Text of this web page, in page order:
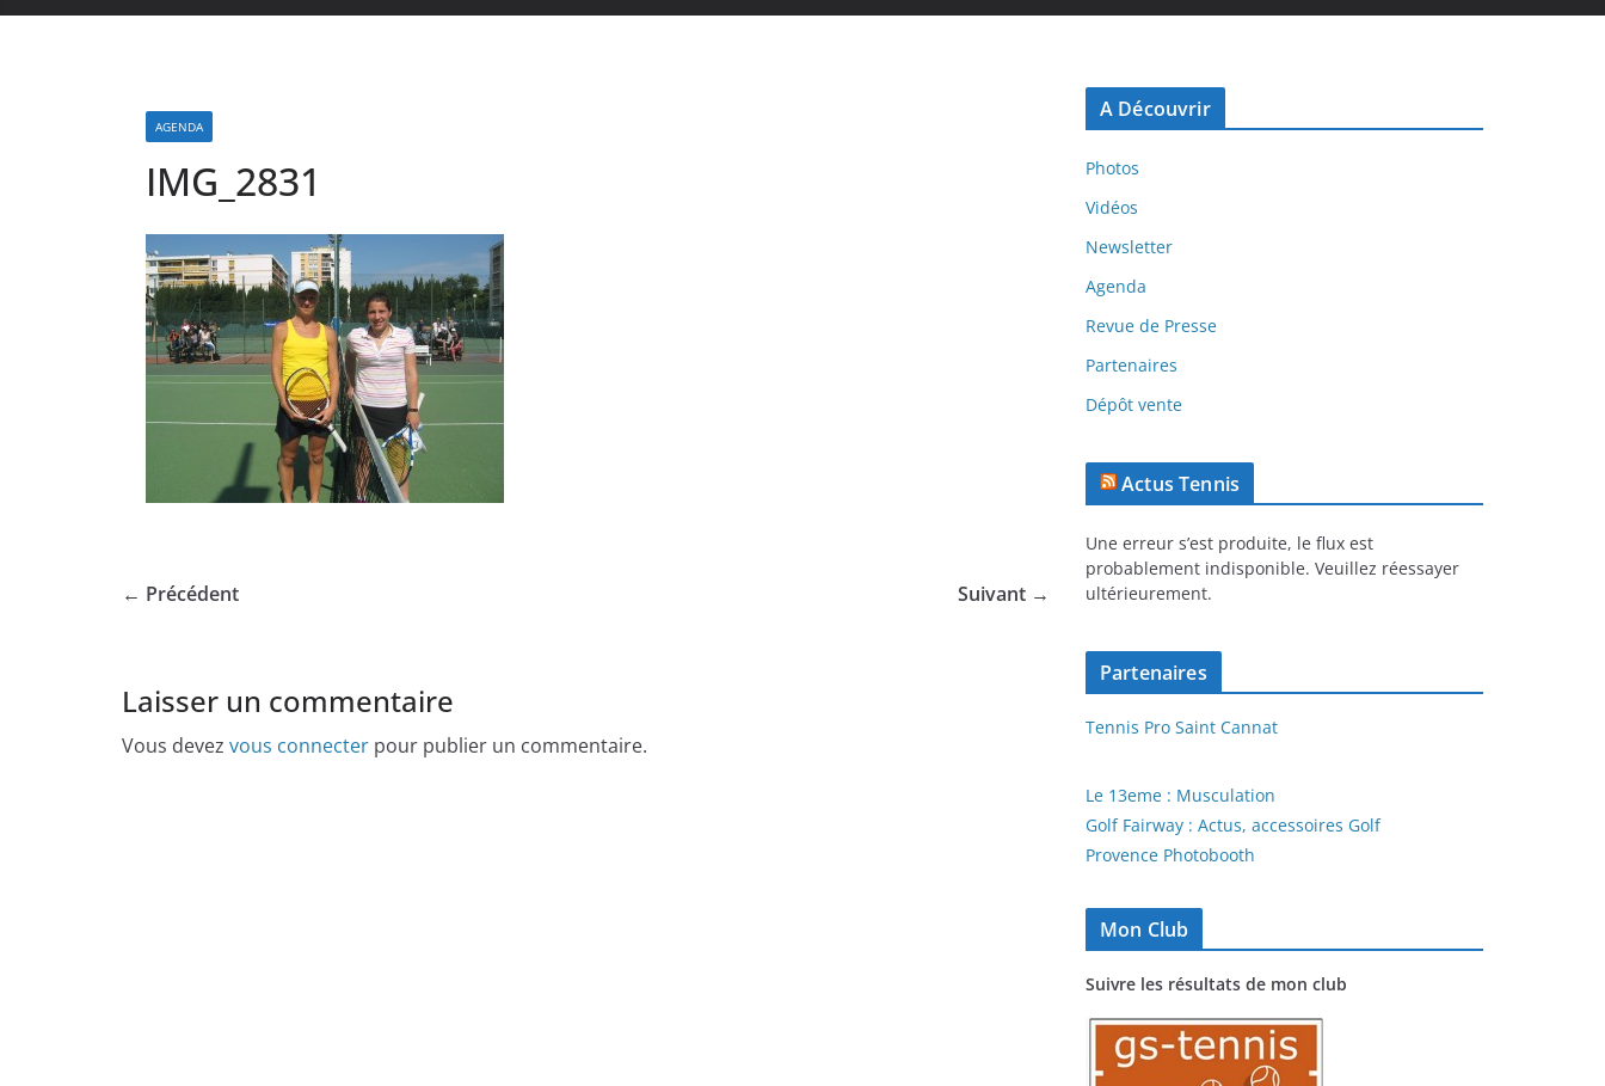
AGENDA
IMG_2831
← Précédent Suivant →
Laisser un commentaire
Vous devez vous connecter pour publier un commentaire.
A Découvrir
Photos
Vidéos
Newsletter
Agenda
Revue de Presse
Partenaires
Dépôt vente
Actus Tennis
Une erreur s’est produite, le flux est
probablement indisponible. Veuillez réessayer
ultérieurement.
Partenaires
Tennis Pro Saint Cannat
Le 13eme : Musculation
Golf Fairway : Actus, accessoires Golf
Provence Photobooth
Mon Club
Suivre les résultats de mon club